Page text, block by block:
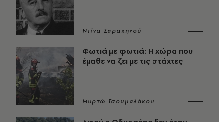
Ντίνα Σαρακηνού
Φωτιά με φωτιά: Η χώρα που
έμαθε να ζει με τις στάχτες
Μυρτώ Τσουμαλάκου